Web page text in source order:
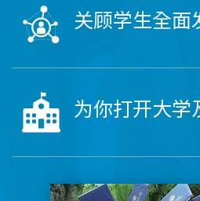
关顾学生全面
为你打开大学